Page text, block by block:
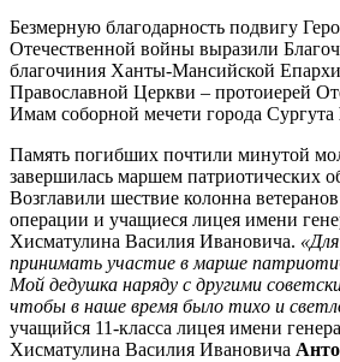
Безмерную благодарность подвигу
Отечественной войны выразили
благочиния Ханты-Мансийской
Православной Церкви – протоиерей
Имам соборной мечети города Сургута
Память погибших почтили минутой
завершилась маршем патриотических
Возглавили шествие колонна
операции и учащиеся лицея имени
Хисматулина Василия Ивановича.
принимать участие в марше
Мой дедушка наряду с другими
чтобы в наше время было тихо и
учащийся 11-класса лицея имени
Хисматулина Василия Ивановича